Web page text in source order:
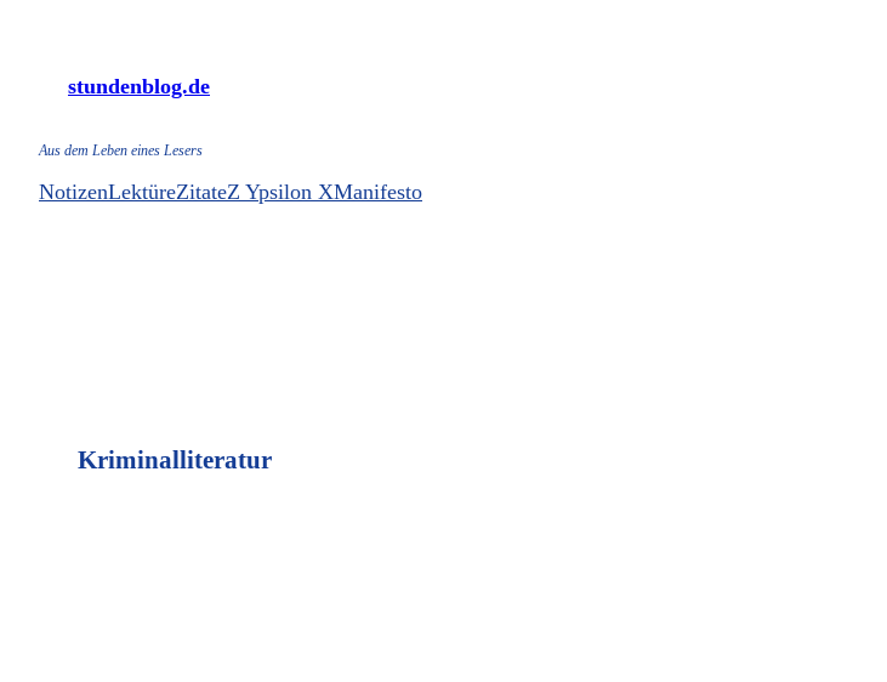
springenstundenblog.de
Aus dem Leben eines Lesers
NotizenLektüreZitateZ Ypsilon XManifesto
Kriminalliteratur